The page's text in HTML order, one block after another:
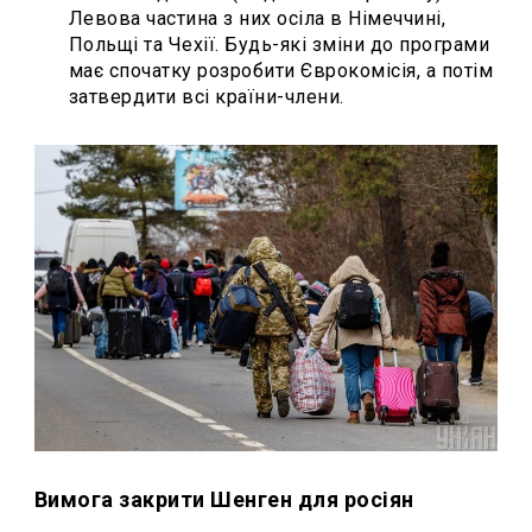
Левова частина з них осіла в Німеччині,
Польщі та Чехії. Будь-які зміни до програми
має спочатку розробити Єврокомісія, а потім
затвердити всі країни-члени.
Вимога закрити Шенген для росіян